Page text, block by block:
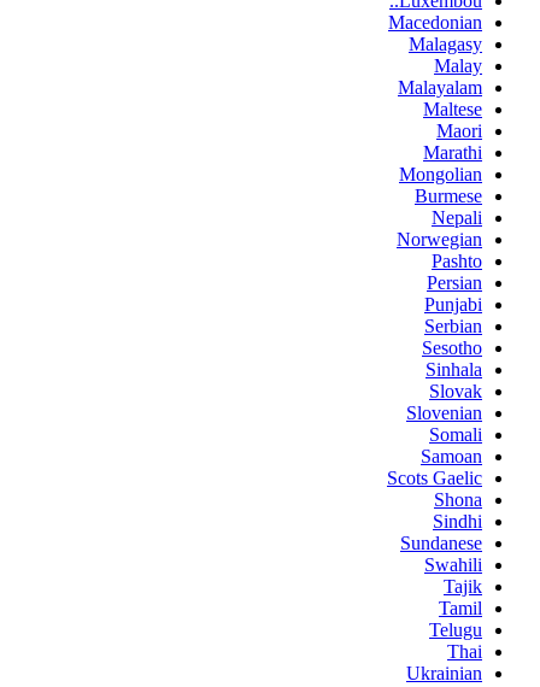
Macedonian
Malagasy
Malay
Malayalam
Maltese
Maori
Marathi
Mongolian
Burmese
Nepali
Norwegian
Pashto
Persian
Punjabi
Serbian
Sesotho
Sinhala
Slovak
Slovenian
Somali
Samoan
Scots Gaelic
Shona
Sindhi
Sundanese
Swahili
Tajik
Tamil
Telugu
Thai
Ukrainian